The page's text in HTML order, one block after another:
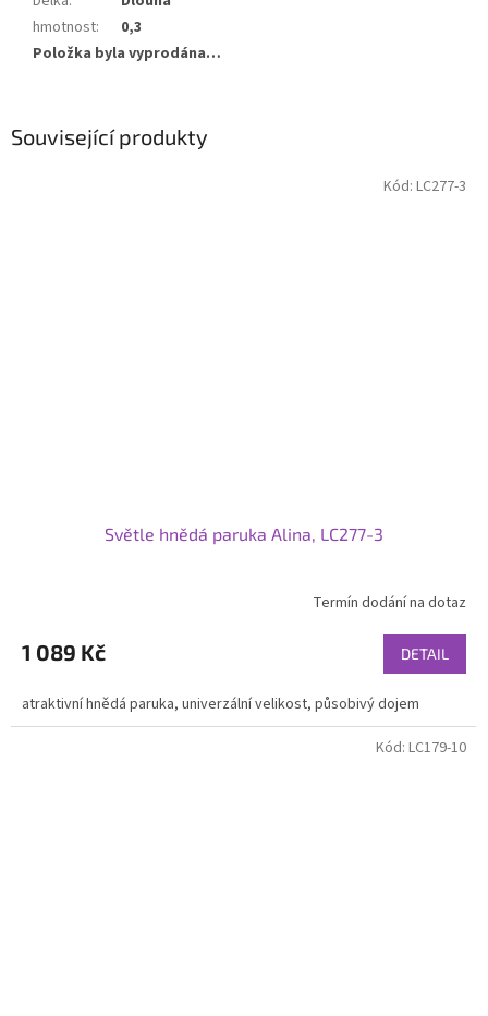
Související produkty
Světle hnědá paruka Alina, LC277-3
Termín dodání na dotaz
1 089 Kč DETAIL
atraktivní hnědá paruka, univerzální velikost, působivý dojem
Kód: LC277-3
Kód: LC179-10
hmotnost:
0,3
Položka byla vyprodána…